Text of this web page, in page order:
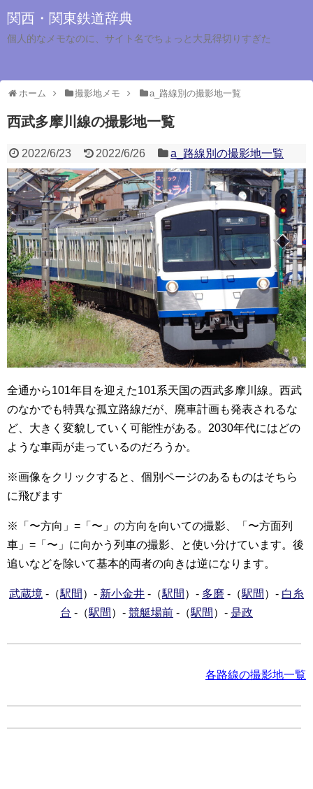
関西・関東鉄道辞典
個人的なメモなのに、サイト名でちょっと大見得切りすぎた
ホーム 撮影地メモ a_路線別の撮影地一覧
西武多摩川線の撮影地一覧
2022/6/23 2022/6/26 a_路線別の撮影地一覧
全通から101年目を迎えた101系天国の西武多摩川線。西武
のなかでも特異な孤立路線だが、廃車計画も発表されるな
ど、大きく変貌していく可能性がある。2030年代にはどの
ような車両が走っているのだろうか。
※画像をクリックすると、個別ページのあるものはそちら
に飛びます
※「〜方向」=「〜」の方向を向いての撮影、「〜方面列
車」=「〜」に向かう列車の撮影、と使い分けています。後
追いなどを除いて基本的両者の向きは逆になります。
武蔵境 -（駅間 ）- 新小金井 -（駅間 ）- 多磨 -（駅間 ）- 白糸
台 -（駅間 ）- 競艇場前 -（駅間 ）- 是政
各路線の撮影地一覧